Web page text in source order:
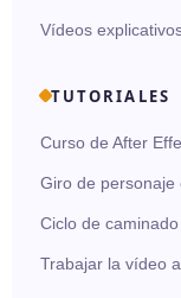
Vídeos
TUTORIALES
Curso de After
Giro de personaje
Ciclo de
Trabajar la vídeo